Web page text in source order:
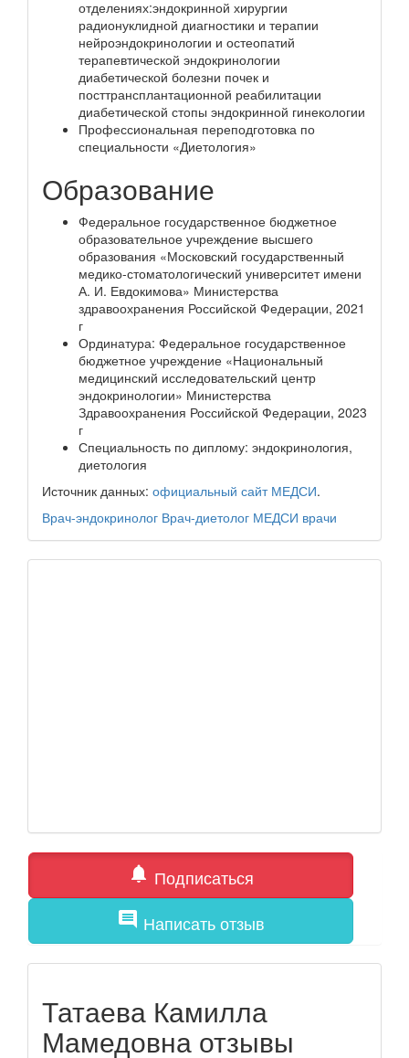
отделениях:эндокринной хирургии
радионуклидной диагностики и терапии
нейроэндокринологии и остеопатий
терапевтической эндокринологии
диабетической болезни почек и
посттрансплантационной реабилитации
диабетической стопы эндокринной гинекологии
Профессиональная переподготовка по
специальности «Диетология»
Образование
Федеральное государственное бюджетное
образовательное учреждение высшего
образования «Московский государственный
медико-стоматологический университет имени
А. И. Евдокимова» Министерства
здравоохранения Российской Федерации, 2021
г
Ординатура: Федеральное государственное
бюджетное учреждение «Национальный
медицинский исследовательский центр
эндокринологии» Министерства
Здравоохранения Российской Федерации, 2023
г
Специальность по диплому: эндокринология,
диетология
Источник данных: официальный сайт МЕДСИ.
Врач-эндокринолог Врач-диетолог МЕДСИ врачи
notifications Подписаться
comment Написать отзыв
Татаева Камилла
Мамедовна отзывы